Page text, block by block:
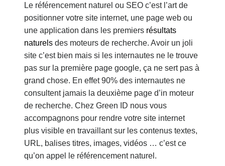
Le référencement naturel ou SEO c’est l’art de
positionner votre site internet, une page web ou
une application dans les premiers résultats
naturelsdes moteurs de recherche. Avoir un joli
site c’est bien mais si les internautes ne le trouve
pas sur la première page google, ça ne sert pas à
grand chose. En effet 90% des internautes ne
consultent jamais la deuxième page d’in moteur
de recherche. Chez Green ID nous vous
accompagnons pour rendre votre site internet
plus visible en travaillant sur les contenus textes,
URL, balises titres, images, vidéos … c’est ce
qu’on appel le référencement naturel.